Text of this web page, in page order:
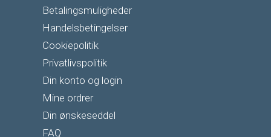
Betalingsmuligheder
Handelsbetingelser
Cookiepolitik
Privatlivspolitik
Din konto og login
Mine ordrer
Din ønskeseddel
FAQ